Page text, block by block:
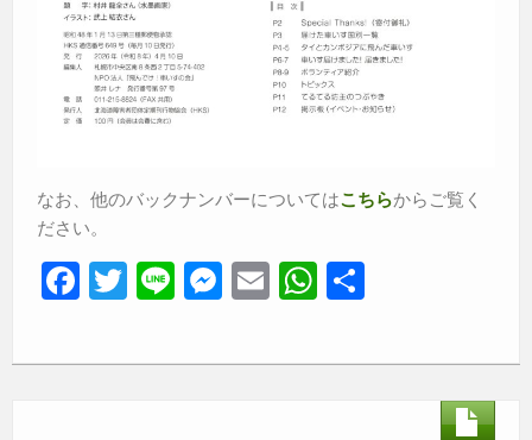
なお、他のバックナンバーについてはこちらからご覧く
ださい。
F
a
c
T
wi
tt
Li
n
e
M
e
ss
E
m
ail
W
h
at